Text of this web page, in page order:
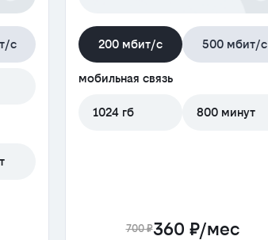
с 200 мбит/с 500 мбит/с
мобильная связь
1024 гб 800 минут
700 ₽360 ₽/мес